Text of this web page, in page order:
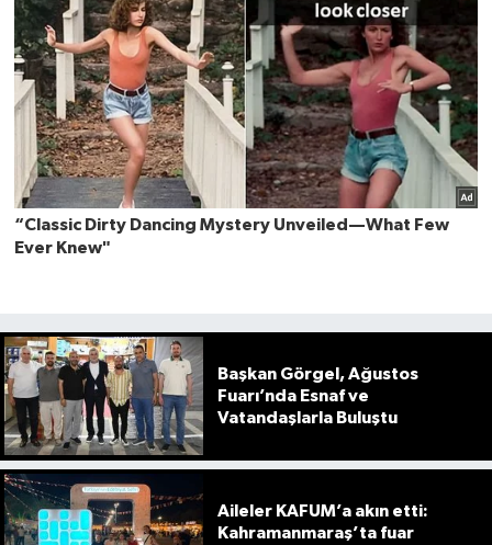
Başkan Görgel, Ağustos
Fuarı’nda Esnaf ve
Vatandaşlarla Buluştu
Aileler KAFUM’a akın etti:
Kahramanmaraş’ta fuar